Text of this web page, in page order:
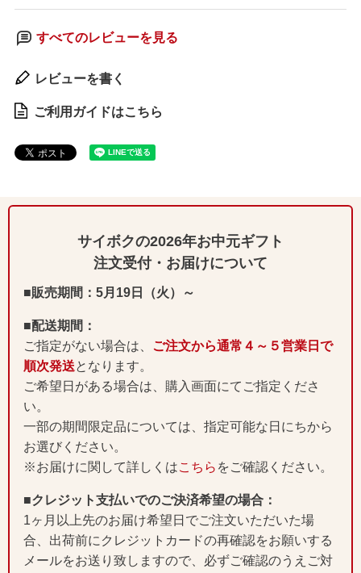
すべてのレビューを見る
レビューを書く
ご利用ガイドはこちら
サイボクの2026年お中元ギフト
注文受付・お届けについて
■販売期間：5月19日（火）～
■配送期間：
ご指定がない場合は、 ご注文から通常４～５営業日で
順次発送となります。
ご希望日がある場合は、購入画面にてご指定くださ
い。
一部の期間限定品については、指定可能な日にちから
お選びください。
※お届けに関して詳しくはこちら をご確認ください。
■クレジット支払いでのご決済希望の場合：
1ヶ月以上先のお届け希望日でご注文いただいた場
合、出荷前にクレジットカードの再確認をお願いする
メールをお送り致しますので、必ずご確認のうえご対